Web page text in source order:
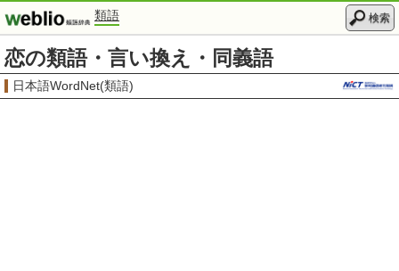
類語 検索
恋の類語・言い換え・同義語
日本語WordNet(類語)